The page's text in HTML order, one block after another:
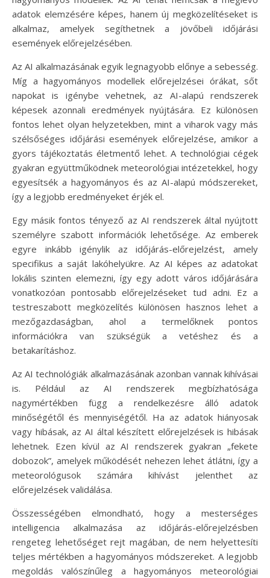
adatok elemzésére képes, hanem új megközelítéseket is
alkalmaz, amelyek segíthetnek a jövőbeli időjárási
események előrejelzésében.
Az AI alkalmazásának egyik legnagyobb előnye a sebesség.
Míg a hagyományos modellek előrejelzései órákat, sőt
napokat is igénybe vehetnek, az AI-alapú rendszerek
képesek azonnali eredmények nyújtására. Ez különösen
fontos lehet olyan helyzetekben, mint a viharok vagy más
szélsőséges időjárási események előrejelzése, amikor a
gyors tájékoztatás életmentő lehet. A technológiai cégek
gyakran együttműködnek meteorológiai intézetekkel, hogy
egyesítsék a hagyományos és az AI-alapú módszereket,
így a legjobb eredményeket érjék el.
Egy másik fontos tényező az AI rendszerek által nyújtott
személyre szabott információk lehetősége. Az emberek
egyre inkább igénylik az időjárás-előrejelzést, amely
specifikus a saját lakóhelyükre. Az AI képes az adatokat
lokális szinten elemezni, így egy adott város időjárására
vonatkozóan pontosabb előrejelzéseket tud adni. Ez a
testreszabott megközelítés különösen hasznos lehet a
mezőgazdaságban, ahol a termelőknek pontos
információkra van szükségük a vetéshez és a
betakarításhoz.
Az AI technológiák alkalmazásának azonban vannak kihívásai
is. Például az AI rendszerek megbízhatósága
nagymértékben függ a rendelkezésre álló adatok
minőségétől és mennyiségétől. Ha az adatok hiányosak
vagy hibásak, az AI által készített előrejelzések is hibásak
lehetnek. Ezen kívül az AI rendszerek gyakran „fekete
dobozok”, amelyek működését nehezen lehet átlátni, így a
meteorológusok számára kihívást jelenthet az
előrejelzések validálása.
Összességében elmondható, hogy a mesterséges
intelligencia alkalmazása az időjárás-előrejelzésben
rengeteg lehetőséget rejt magában, de nem helyettesíti
teljes mértékben a hagyományos módszereket. A legjobb
megoldás valószínűleg a hagyományos meteorológiai